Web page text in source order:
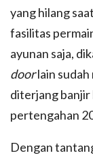
yang hilang
fasilitas
ayunan saja,
doorlain sudah
diterjang banjir
pertengahan
Dengan